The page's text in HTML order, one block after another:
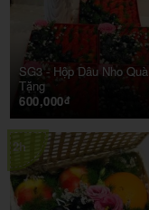
SG3 - Hộp Dâu Nho Quà
Tặng
600,000đ
2h